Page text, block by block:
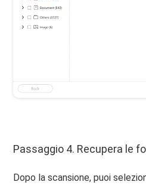
Passaggio 4. Recupera le
Dopo la scansione, puoi